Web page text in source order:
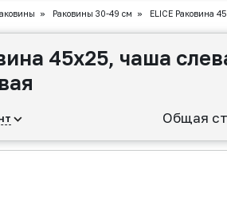
» Раковины 30-49 см » ELICE Раковина
45x25, чаша
Общая